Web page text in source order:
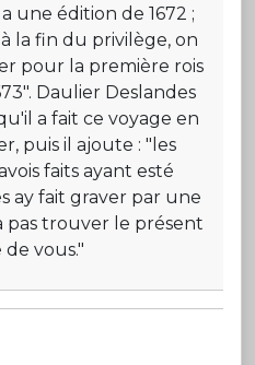
une édition de 1672 ;
la fin du privilège, on
pour la première rois
Daulier Deslandes
a fait ce voyage en
puis il ajoute : "les
faits ayant esté
ay fait graver par une
pas trouver le présent
vous."